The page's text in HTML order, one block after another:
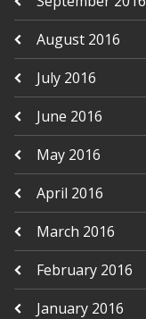
August 2016
July 2016
June 2016
May 2016
April 2016
March 2016
February 2016
January 2016